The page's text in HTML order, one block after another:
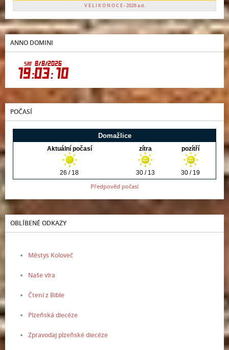
V E L I K O N O C E - 2026 a.d.
ANNO DOMINI
POČASÍ
Předpověď počasí
OBLÍBENÉ ODKAZY
Městys Koloveč
Naše víra
Čtení z Bible
Plzeňská diecéze
Zpravodaj plzeňské diecéze